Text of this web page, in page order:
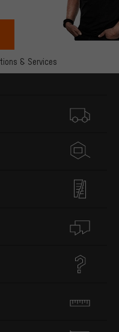
& Services